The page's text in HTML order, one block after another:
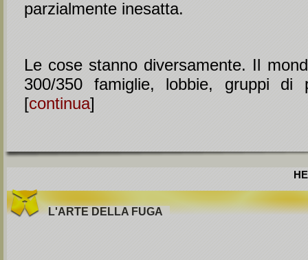
parzialmente inesatta.
Le cose stanno diversamente. Il
300/350 famiglie, lobbie, gruppi di
[continua]
L'ARTE DELLA FUGA